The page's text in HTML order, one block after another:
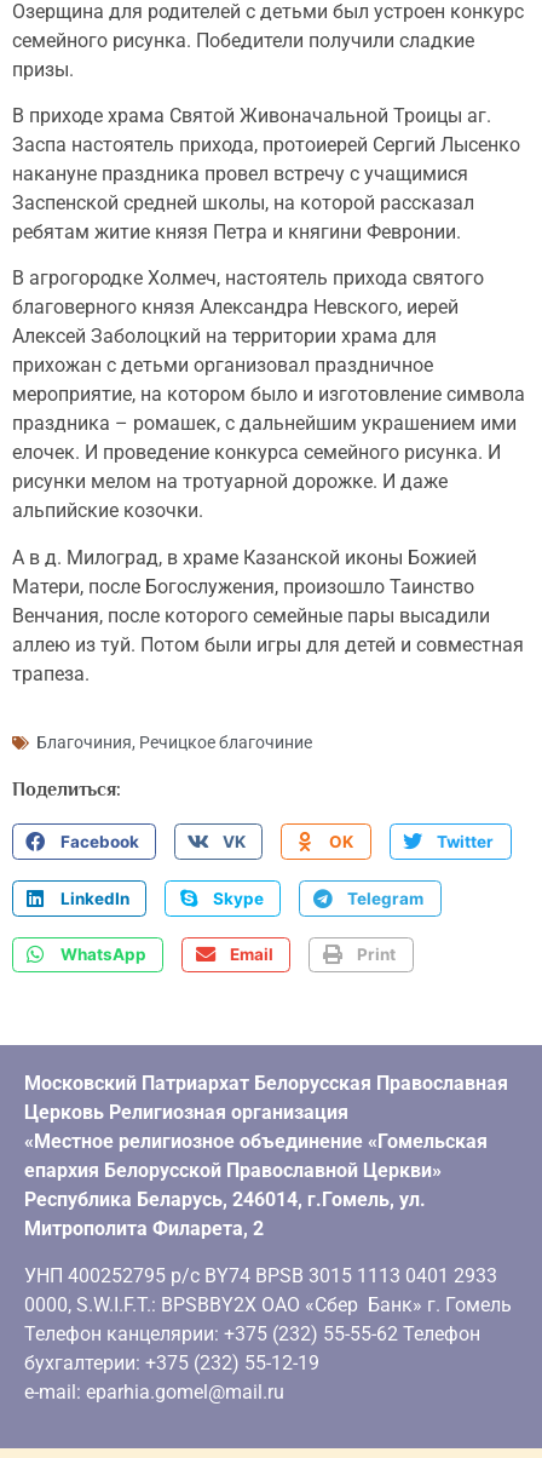
Озерщина для родителей с детьми был устроен конкурс
семейного рисунка. Победители получили сладкие
призы.
В приходе храма Святой Живоначальной Троицы аг.
Заспа настоятель прихода, протоиерей Сергий Лысенко
накануне праздника провел встречу с учащимися
Заспенской средней школы, на которой рассказал
ребятам житие князя Петра и княгини Февронии.
В агрогородке Холмеч, настоятель прихода святого
благоверного князя Александра Невского, иерей
Алексей Заболоцкий на территории храма для
прихожан с детьми организовал праздничное
мероприятие, на котором было и изготовление символа
праздника – ромашек, с дальнейшим украшением ими
елочек. И проведение конкурса семейного рисунка. И
рисунки мелом на тротуарной дорожке. И даже
альпийские козочки.
А в д. Милоград, в храме Казанской иконы Божией
Матери, после Богослужения, произошло Таинство
Венчания, после которого семейные пары высадили
аллею из туй. Потом были игры для детей и совместная
трапеза.
Благочиния, Речицкое благочиние
Поделиться:
Facebook VK OK Twitter
LinkedIn Skype Telegram
WhatsApp Email Print
Московский Патриархат Белорусская Православная
Церковь Религиозная организация
«Местное религиозное объединение «Гомельская
епархия Белорусской Православной Церкви»
Республика Беларусь, 246014, г.Гомель, ул.
Митрополита Филарета, 2
УНП 400252795 р/с BY74 BPSB 3015 1113 0401 2933
0000, S.W.I.F.T.: BPSBBY2X ОАО «Сбер Банк» г. Гомель
Телефон канцелярии: +375 (232) 55-55-62 Телефон
бухгалтерии: +375 (232) 55-12-19
e-mail: eparhia.gomel@mail.ru